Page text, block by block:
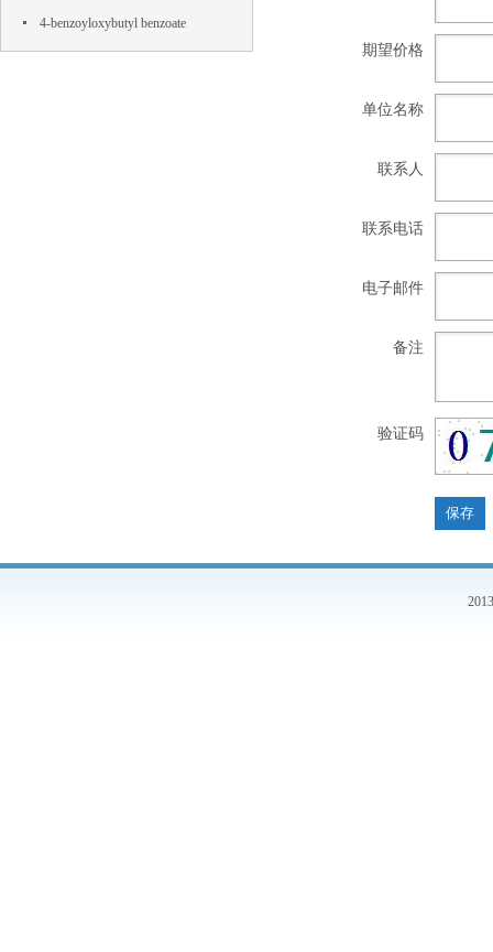
acid4-benzoyloxybutyl benzoate
期望价格
单位名称
联系人
联系电话
电子邮件
备注
验证码